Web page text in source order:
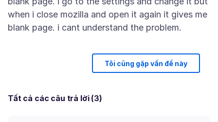
when i close mozilla and open it again it gives me
Tôi cũng gặp vấn đề này
Tất cả các câu trả lời (3)